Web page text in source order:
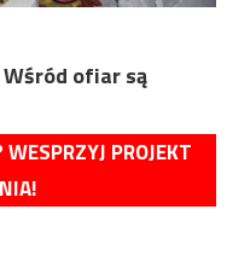
ofiar są
PROJEKT